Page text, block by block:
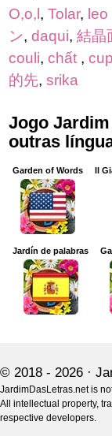
O,o,l, Tolar, leo
ン, daqui, 結晶
couli, chất ,
的先, srika
Jogo
outras
Garden of Words Il
Jardín de palabras
© 2018 - 2026 ·
JardimDasLetras.net is
All intellectual property,
respective developers.